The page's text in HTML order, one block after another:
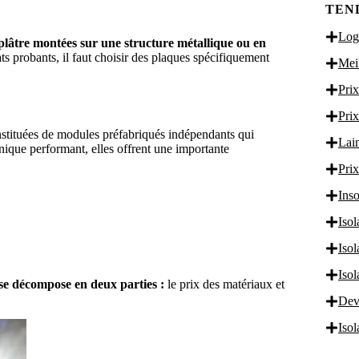
montées sur une structure métallique ou en
probants, il faut choisir des plaques spécifiquement
de modules préfabriqués indépendants qui
performant, elles offrent une importante
décompose en deux parties : le prix des matériaux et